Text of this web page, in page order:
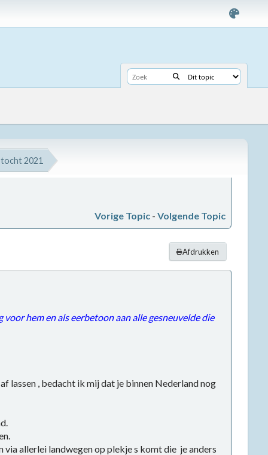
2021
Vorige Topic -Volgende Topic
Afdrukken
hem en als eerbetoon aan alle gesneuvelde die
lassen , bedacht ik mij dat je binnen Nederland nog
allerlei landwegen op plekje s komt die je anders